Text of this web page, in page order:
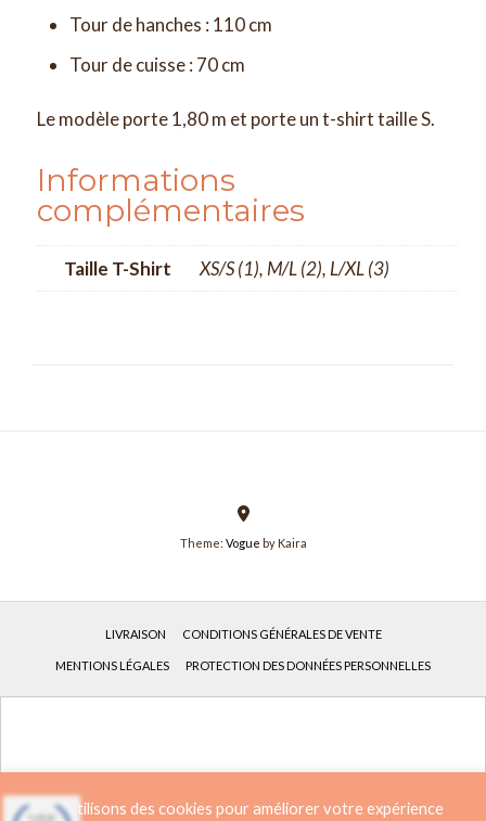
Tour de hanches : 110 cm
Tour de cuisse : 70 cm
Le modèle porte 1,80 m et porte un t-shirt taille S.
Informations
complémentaires
Taille T-Shirt XS/S (1), M/L (2), L/XL (3)
Theme: Vogue by Kaira
LIVRAISON CONDITIONS GÉNÉRALES DE VENTE
MENTIONS LÉGALES PROTECTION DES DONNÉES PERSONNELLES
Nous utilisons des cookies pour améliorer votre expérience